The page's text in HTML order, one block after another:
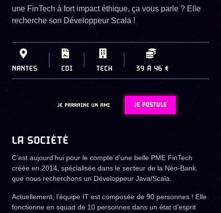
une FinTech à fort impact éthique, ça vous parle ? Elle
recherche son Développeur Scala !
NANTES CDI TECH 39 À 46 €
JE PARRAINE UN AMI JE POSTULE
LA SOCIÉTÉ
C’est aujourd’hui pour le compte d’une belle PME FinTech
créée en 2014, spécialisée dans le secteur de la Néo-Bank,
que nous recherchons un Développeur Java/Scala.
Actuellement, l’équipe IT est composée de 90 personnes ! Elle
fonctionne en squad de 10 personnes dans un état d’esprit